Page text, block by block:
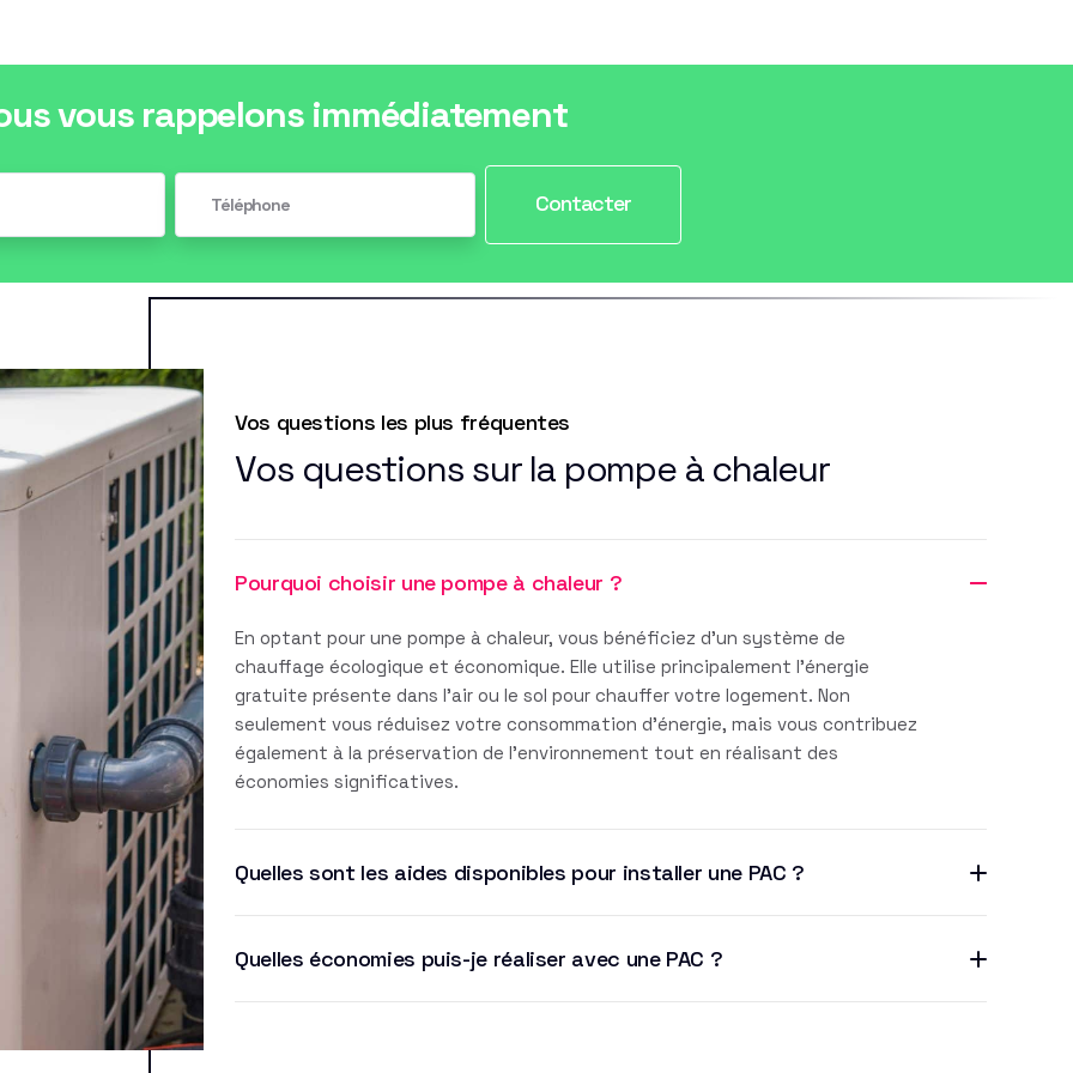
vous rappelons immédiatement
Contacter
Vos questions les plus fréquentes
Vos questions sur la pompe à chaleur
Pourquoi choisir une pompe à chaleur ?
En optant pour une pompe à chaleur, vous bénéficiez d'un système de
chauffage écologique et économique. Elle utilise principalement l'énergie
gratuite présente dans l'air ou le sol pour chauffer votre logement. Non
seulement vous réduisez votre consommation d'énergie, mais vous contribuez
également à la préservation de l'environnement tout en réalisant des
économies significatives.
Quelles sont les aides disponibles pour installer une PAC ?
Quelles économies puis-je réaliser avec une PAC ?